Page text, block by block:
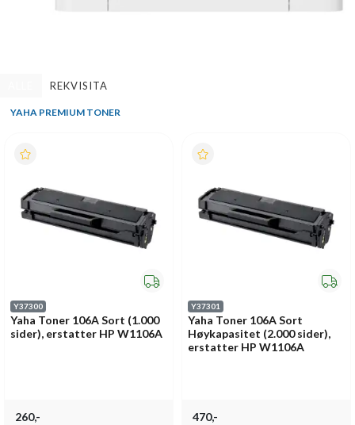
REKVISITA
YAHA PREMIUM TONER
Y37300
Yaha Toner 106A Sort (1.000
sider), erstatter HP W1106A
260,-
Y37301
Yaha Toner 106A Sort
Høykapasitet (2.000 sider),
erstatter HP W1106A
470,-